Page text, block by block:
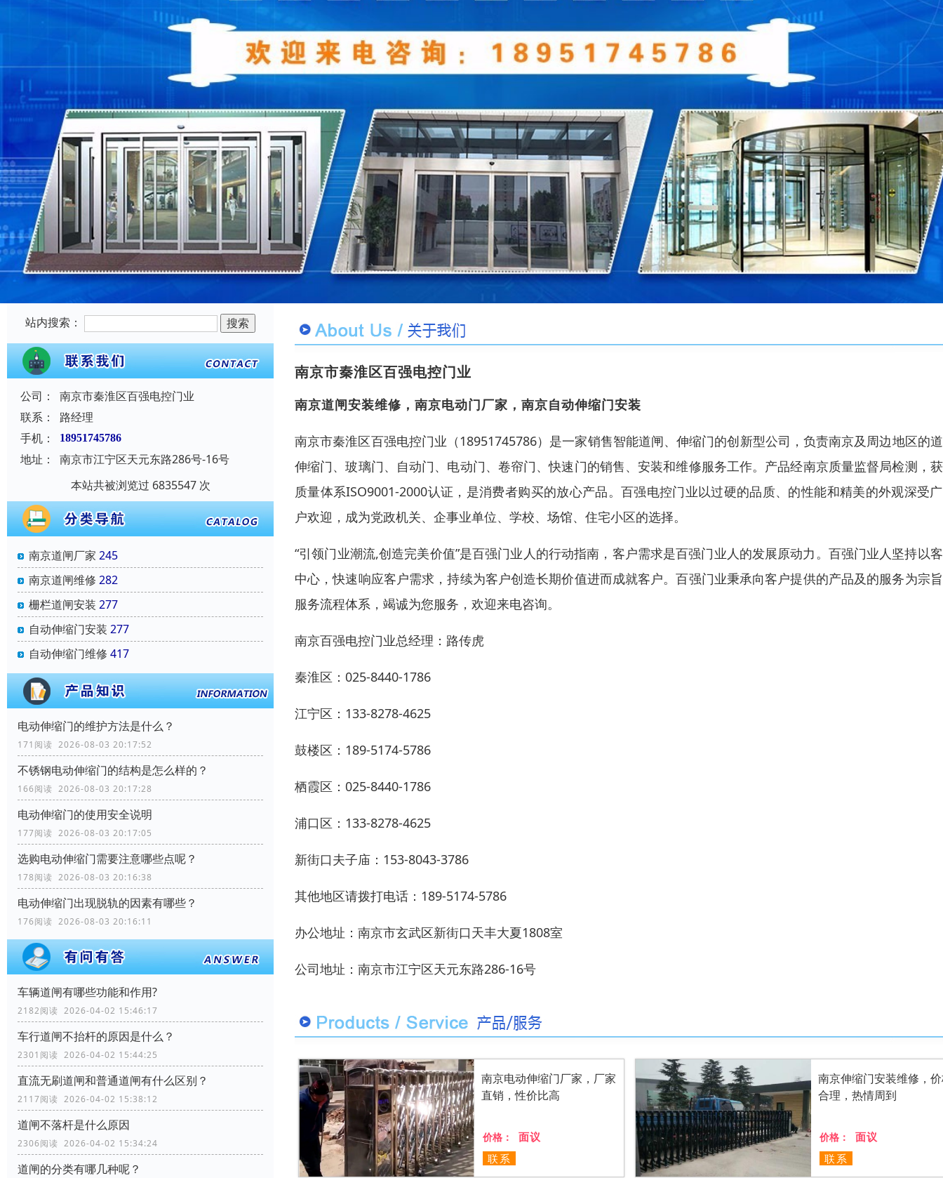
站内搜索：
公司：
南京市秦淮区百强电控门业
联系：
路经理
手机：
18951745786
地址：
南京市江宁区天元东路286号-16号
本站共被浏览过 6835547 次
南京道闸厂家 245
南京道闸维修 282
栅栏道闸安装 277
自动伸缩门安装 277
自动伸缩门维修 417
电动伸缩门的维护方法是什么？
171阅读 2026-08-03 20:17:52
不锈钢电动伸缩门的结构是怎么样的？
166阅读 2026-08-03 20:17:28
电动伸缩门的使用安全说明
177阅读 2026-08-03 20:17:05
选购电动伸缩门需要注意哪些点呢？
178阅读 2026-08-03 20:16:38
电动伸缩门出现脱轨的因素有哪些？
176阅读 2026-08-03 20:16:11
车辆道闸有哪些功能和作用?
2182阅读 2026-04-02 15:46:17
车行道闸不抬杆的原因是什么？
2301阅读 2026-04-02 15:44:25
直流无刷道闸和普通道闸有什么区别？
2117阅读 2026-04-02 15:38:12
道闸不落杆是什么原因
2306阅读 2026-04-02 15:34:24
道闸的分类有哪几种呢？
南京市秦淮区百强电控门业
南京道闸安装维修，南京电动门厂家，南京自动伸缩门安装
南京市秦淮区百强电控门业（18951745786）是一家销售智能道闸、伸缩门的创新型公司，负责南京及周边地区的
伸缩门、玻璃门、自动门、电动门、卷帘门、快速门的销售、安装和维修服务工作。产品经南京质量监督局检测，
质量体系ISO9001-2000认证，是消费者购买的放心产品。百强电控门业以过硬的品质、的性能和精美的外观深受
户欢迎，成为党政机关、企事业单位、学校、场馆、住宅小区的选择。
“引领门业潮流,创造完美价值”是百强门业人的行动指南，客户需求是百强门业人的发展原动力。百强门业人坚持以
中心，快速响应客户需求，持续为客户创造长期价值进而成就客户。百强门业秉承向客户提供的产品及的服务为宗
服务流程体系，竭诚为您服务，欢迎来电咨询。
南京百强电控门业总经理：路传虎
秦淮区：025-8440-1786
江宁区：133-8278-4625
鼓楼区：189-5174-5786
栖霞区：025-8440-1786
浦口区：133-8278-4625
新街口夫子庙：153-8043-3786
其他地区请拨打电话：189-5174-5786
办公地址：南京市玄武区新街口天丰大夏1808室
公司地址：南京市江宁区天元东路286-16号
南京电动伸缩门厂家，厂家
直销，性价比高
价格：
面议
联系
南京伸缩门安装维修，
合理，热情周到
价格：
面议
联系